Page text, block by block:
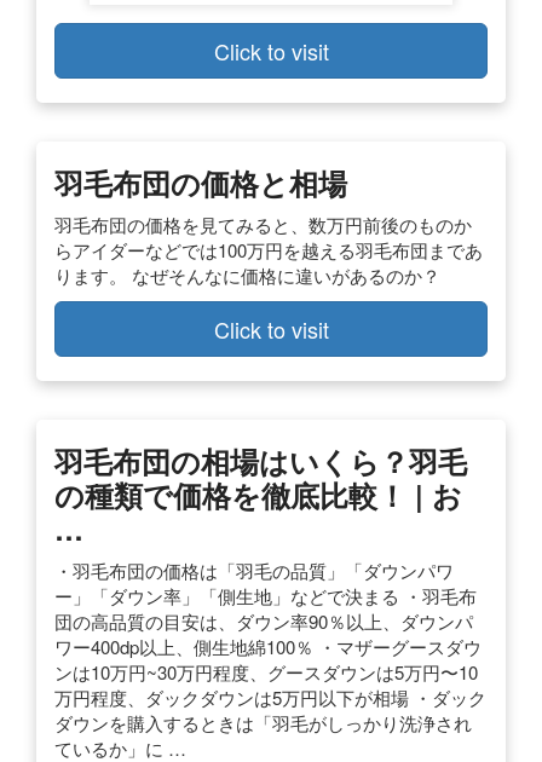
Click to visit
羽毛布団の価格と相場
羽毛布団の価格を見てみると、数万円前後のものか
らアイダーなどでは100万円を越える羽毛布団まであ
ります。 なぜそんなに価格に違いがあるのか？
Click to visit
羽毛布団の相場はいくら？羽毛
の種類で価格を徹底比較！ | お
…
・羽毛布団の価格は「羽毛の品質」「ダウンパワ
ー」「ダウン率」「側生地」などで決まる ・羽毛布
団の高品質の目安は、ダウン率90％以上、ダウンパ
ワー400dp以上、側生地綿100％ ・マザーグースダウ
ンは10万円~30万円程度、グースダウンは5万円〜10
万円程度、ダックダウンは5万円以下が相場 ・ダック
ダウンを購入するときは「羽毛がしっかり洗浄され
ているか」に …